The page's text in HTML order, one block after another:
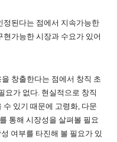
정된다는 점에서 지속가능한
가능한 시장과 수요가 있어
창출한다는 점에서 창직 초
요가 없다. 현실적으로 창직
수 있기 때문에 고령화, 다문
통해 시장성을 살펴볼 필요
여부를 타진해 볼 필요가 있